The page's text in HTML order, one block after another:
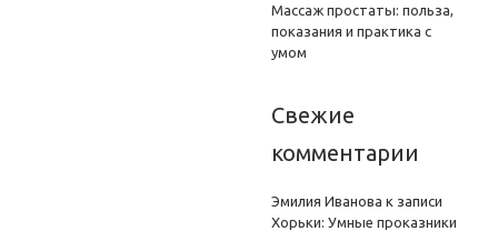
Массаж простаты: польза,
показания и практика с
умом
Свежие
комментарии
Эмилия Иванова к записи
Хорьки: Умные проказники